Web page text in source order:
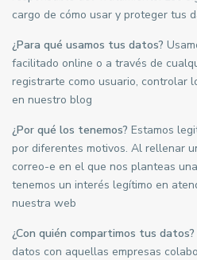
cargo de cómo usar y proteger tus
¿Para qué usamos tus datos?
facilitado online o a través de
registrarte como usuario, controlar
en nuestro blog
¿Por qué los tenemos? Estamos
por diferentes motivos. Al rellenar
correo-e en el que nos planteas
tenemos un interés legítimo en
nuestra web
¿Con quién compartimos tus datos?
datos con aquellas empresas